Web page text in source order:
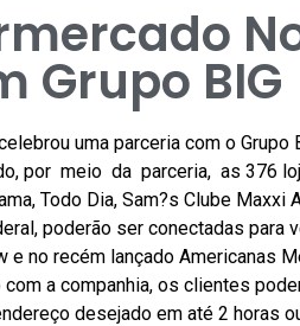
Grupo BIG
uma parceria com o
por meio da parceria, as 376
Todo Dia, Sam?s Clube
poderão ser conectadas para
e no recém lançado Americanas
com a companhia, os clientes
desejado em até 2 horas